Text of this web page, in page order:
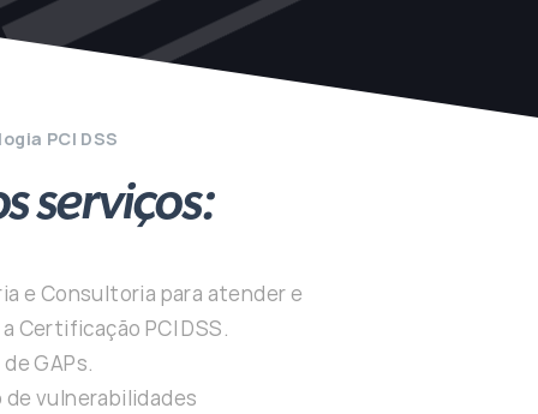
PCI DSS
serviços:
e Consultoria para atender e
Certificação PCI DSS.
GAPs.
vulnerabilidades